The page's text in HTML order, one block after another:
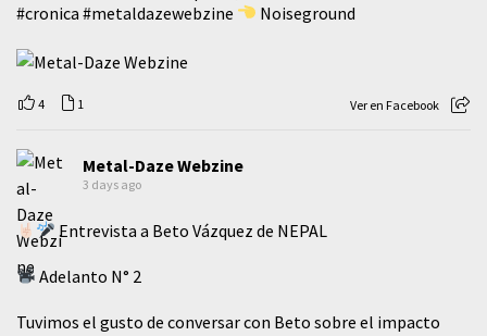
#cronica #metaldazewebzine Noiseground
4 1 Ver en Facebook
Metal-Daze Webzine
3 days ago
Entrevista a Beto Vázquez de NEPAL
Adelanto N° 2
Tuvimos el gusto de conversar con Beto sobre el impacto